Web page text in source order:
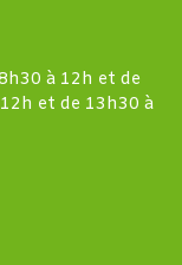
à 12h et de
et de 13h30 à